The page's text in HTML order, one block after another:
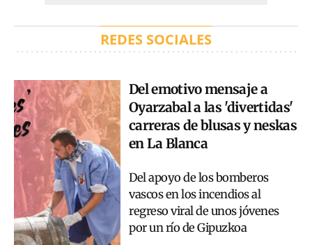
REDES SOCIALES
Del emotivo mensaje a
Oyarzabal a las 'divertidas'
carreras de blusas y neskas
en La Blanca
Del apoyo de los bomberos
vascos en los incendios al
regreso viral de unos jóvenes
por un río de Gipuzkoa